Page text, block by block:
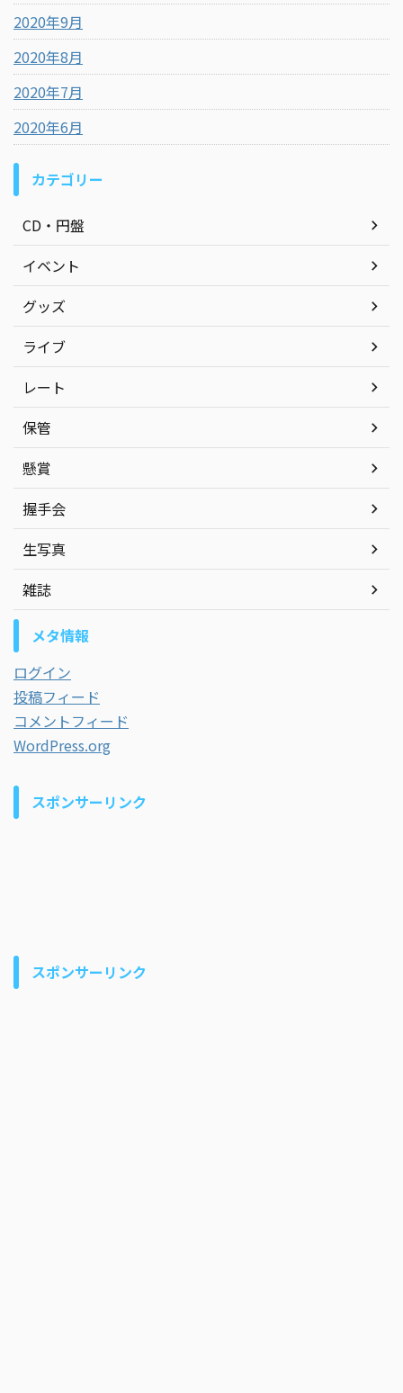
2020年9月
2020年8月
2020年7月
2020年6月
カテゴリー
CD・円盤
イベント
グッズ
ライブ
レート
保管
懸賞
握手会
生写真
雑誌
メタ情報
ログイン
投稿フィード
コメントフィード
WordPress.org
スポンサーリンク
スポンサーリンク